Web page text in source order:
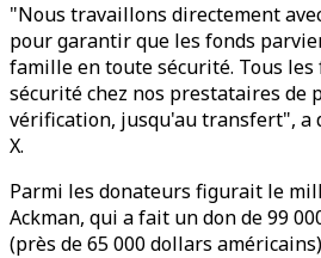
"Nous travaillons directement
pour garantir que les fonds
famille en toute sécurité. Tous
sécurité chez nos prestataires de
vérification, jusqu'au transfert", a
X.
Parmi les donateurs figurait le
Ackman, qui a fait un don de 99
(près de 65 000 dollars